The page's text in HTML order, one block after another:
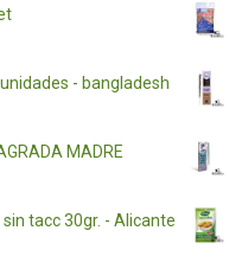
- bangladesh
MADRE
tacc 30gr. - Alicante